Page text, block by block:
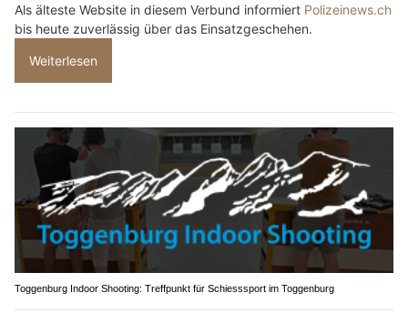
Als älteste Website in diesem Verbund informiert Polizeinews.ch
bis heute zuverlässig über das Einsatzgeschehen.
Weiterlesen
Toggenburg Indoor Shooting: Treffpunkt für Schiesssport im Toggenburg